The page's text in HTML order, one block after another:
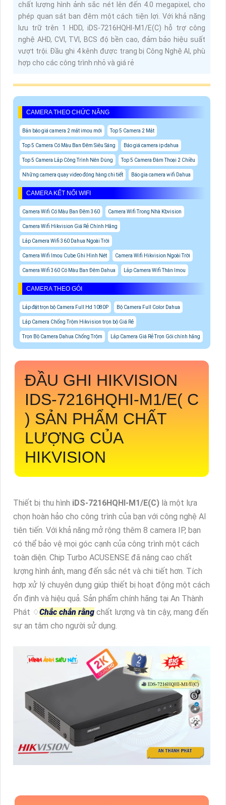
chất lượng hình ảnh sắc nét lên đến 4.0 megapixel, cho
phép quan sát ban đêm một cách tiện lợi. Với khả năng
lưu trữ trên 1 HDD, iDS-7216HQHI-M1/E(C) hỗ trợ công
nghệ AHD, CVI, TVI, BCS độ bền cao, đảm bảo hiệu suất
vượt trội. Đầu ghi 4 kênh được trang bị Công Nghệ AI, phù
hợp cho các công trình nhỏ và giá rẻ
CAMERA THEO CHỨC NĂNG
Bản báo giá camera 2 mắt imou mới Top 5 Camera 2 Mắt
Top 5 Camera Có Màu Ban Đêm Siêu Sáng Báo giá camera ip dahua
Top 5 Camera Lắp Công Trình Nên Dùng Top 5 Camera Đàm Thoại 2 Chiều
Những camera quay video đóng hàng chi tiết Báo gia camera wifi Dahua
CAMERA KẾT NỐI WIFI
Camera Wifi Có Màu Ban Đêm 360 Camera Wifi Trong Nhà Kbvision
Camera Wifi Hikvision Giá Rẻ Chính Hãng
Lắp Camera Wifi 360 Dahua Ngoài Trời
Camera Wifi Imou Cube Ghi Hình Nét Camera Wifi Hikvision Ngoài Trời
Camera Wifi 360 Có Màu Ban Đêm Dahua Lắp Camera Wifi Thân Imou
CAMERA THEO GÓI
Lắp đặt trọn bộ Camera Full Hd 1080P Bộ Camera Full Color Dahua
Lắp Camera Chống Trộm Hikvision trọn bộ Giá Rẻ
Trọn Bộ Camera Dahua Chống Trộm Lắp Camera Giá Rẻ Trọn Gói chính hãng
ĐẦU GHI HIKVISION
IDS-7216HQHI-M1/E( C
) SẢN PHẨM CHẤT
LƯỢNG CỦA
HIKVISION
Thiết bị thu hình iDS-7216HQHI-M1/E(C) là một lựa
chọn hoàn hảo cho công trình của bạn với công nghệ AI
tiên tiến. Với khả năng mở rộng thêm 8 camera IP, bạn
có thể bảo vệ mọi góc cạnh của công trình một cách
toàn diện. Chip Turbo ACUSENSE đã nâng cao chất
lượng hình ảnh, mang đến sắc nét và chi tiết hơn. Tích
hợp xử lý chuyên dụng giúp thiết bị hoạt động một cách
ổn định và hiệu quả. Sản phẩm chính hãng tại An Thành
Phát ♢Chắc chắn rằng chất lượng và tin cậy, mang đến
sự an tâm cho người sử dụng.